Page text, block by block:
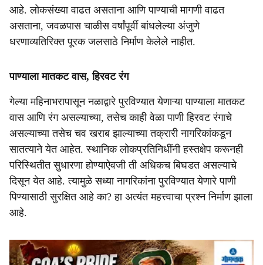
आहे. लोकसंख्या वाढत असताना आणि पाण्याची मागणी वाढत
असताना, जवळपास चाळीस वर्षांपूर्वी बांधलेल्या अंजुणे
धरणाव्यतिरिक्त पूरक जलसाठे निर्माण केलेले नाहीत.
पाण्याला मातकट वास, हिरवट रंग
गेल्या महिनाभरापासून नळाद्वारे पुरविण्यात येणाऱ्या पाण्याला मातकट
वास आणि रंग असल्याच्या, तसेच काही वेळा पाणी हिरवट रंगाचे
असल्याच्या तसेच चव खराब झाल्याच्या तक्रारी नागरिकांकडून
सातत्याने येत आहेत. स्थानिक लोकप्रतिनिधींनी हस्तक्षेप करूनही
परिस्थितीत सुधारणा होण्याऐवजी ती अधिकच बिघडत असल्याचे
दिसून येत आहे. त्यामुळे सध्या नागरिकांना पुरविण्यात येणारे पाणी
पिण्यासाठी सुरक्षित आहे का? हा अत्यंत महत्त्वाचा प्रश्न निर्माण झाला
आहे.